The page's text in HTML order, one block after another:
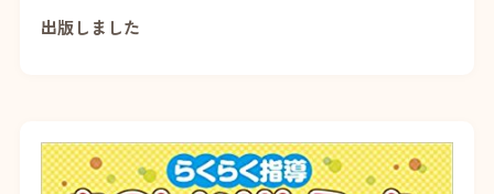
出版しました